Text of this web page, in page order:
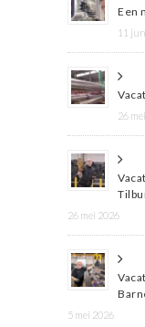
Een
11
26
26 mei 2026
5 mei 2026